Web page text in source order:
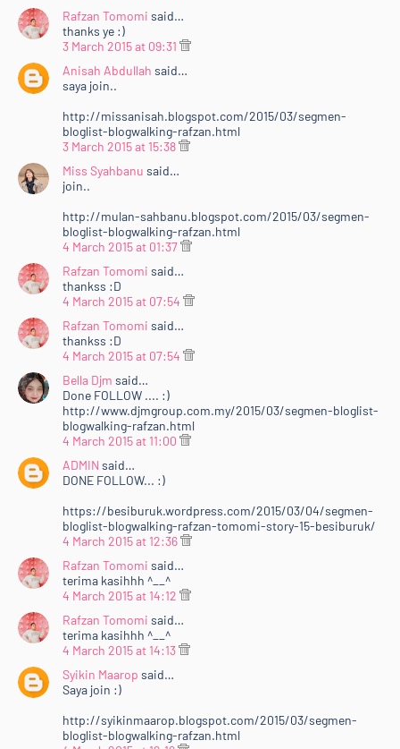
Rafzan Tomomi said…
thanks ye :)
3 March 2015 at 09:31
Anisah Abdullah said…
saya join..
http://missanisah.blogspot.com/2015/03/segmen-
bloglist-blogwalking-rafzan.html
3 March 2015 at 15:38
Miss Syahbanu said…
join..
http://mulan-sahbanu.blogspot.com/2015/03/segmen-
bloglist-blogwalking-rafzan.html
4 March 2015 at 01:37
Rafzan Tomomi said…
thankss :D
4 March 2015 at 07:54
Rafzan Tomomi said…
thankss :D
4 March 2015 at 07:54
Bella Djm said…
Done FOLLOW .... :)
http://www.djmgroup.com.my/2015/03/segmen-bloglist-
blogwalking-rafzan.html
4 March 2015 at 11:00
ADMINsaid…
DONE FOLLOW... :)
https://besiburuk.wordpress.com/2015/03/04/segmen-
bloglist-blogwalking-rafzan-tomomi-story-15-besiburuk/
4 March 2015 at 12:36
Rafzan Tomomi said…
terima kasihhh ^__^
4 March 2015 at 14:12
Rafzan Tomomi said…
terima kasihhh ^__^
4 March 2015 at 14:13
Syikin Maarop said…
Saya join :)
http://syikinmaarop.blogspot.com/2015/03/segmen-
bloglist-blogwalking-rafzan.html